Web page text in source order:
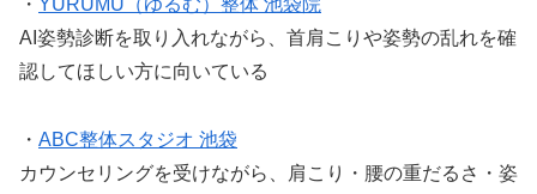
・ YURUMU（ゆるむ）整体 池袋院
AI姿勢診断を取り入れながら、首肩こりや姿勢の乱れを確
認してほしい方に向いている
・ ABC整体スタジオ 池袋
カウンセリングを受けながら、肩こり・腰の重だるさ・姿